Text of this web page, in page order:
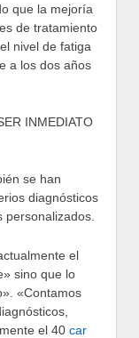
que la mejoría
de tratamiento
nivel de fatiga
a los dos años
INMEDIATO
se han
diagnósticos
personalizados.
el
sino que lo
«Contamos
el 40 car